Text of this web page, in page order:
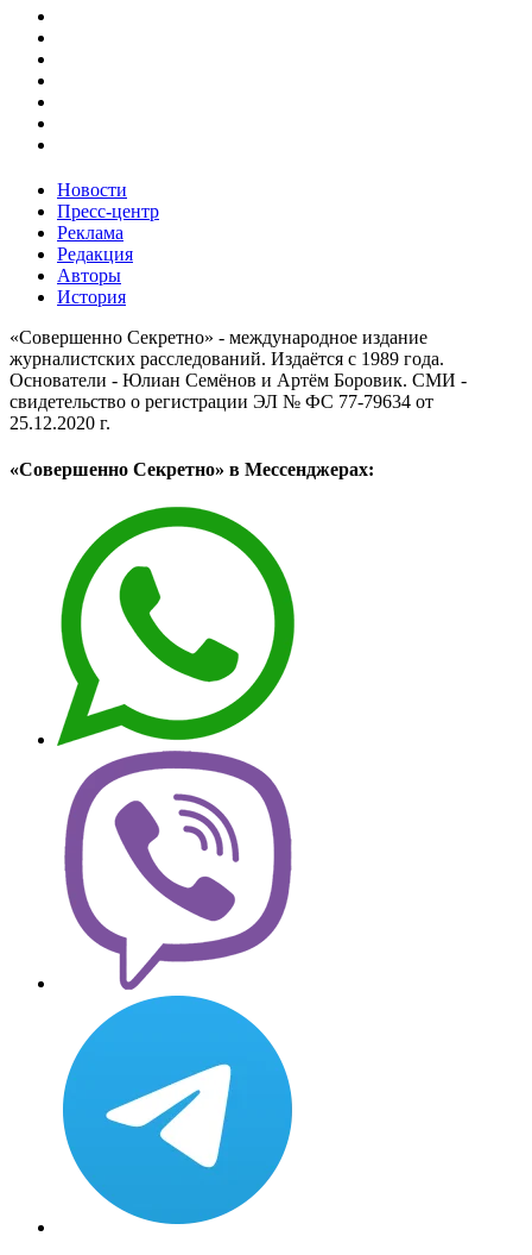
Новости
Пресс-центр
Реклама
Редакция
Авторы
История
«Совершенно Секретно» - международное издание
журналистских расследований. Издаётся с 1989 года.
Основатели - Юлиан Семёнов и Артём Боровик. CМИ -
свидетельство о регистрации ЭЛ № ФС 77-79634 от
25.12.2020 г.
«Совершенно Секретно» в Мессенджерах: